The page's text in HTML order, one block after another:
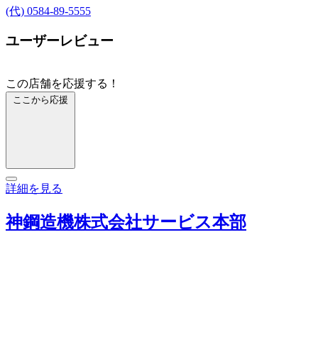
(代) 0584-89-5555
ユーザーレビュー
この店舗を応援する！
ここから応援
詳細を見る
神鋼造機株式会社サービス本部